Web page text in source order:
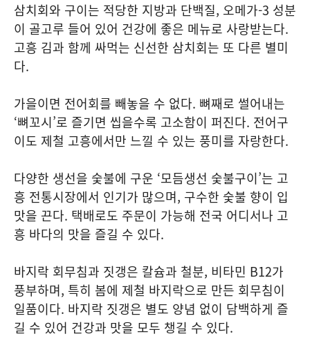
삼치회와 구이는 적당한 지방과 단백질, 오메가-3 성분
이 골고루 들어 있어 건강에 좋은 메뉴로 사랑받는다.
고흥 김과 함께 싸먹는 신선한 삼치회는 또 다른 별미
다.
가을이면 전어회를 빼놓을 수 없다. 뼈째로 썰어내는
‘뼈꼬시’로 즐기면 씹을수록 고소함이 퍼진다. 전어구
이도 제철 고흥에서만 느낄 수 있는 풍미를 자랑한다.
다양한 생선을 숯불에 구운 ‘모듬생선 숯불구이’는 고
흥 전통시장에서 인기가 많으며, 구수한 숯불 향이 입
맛을 끈다. 택배로도 주문이 가능해 전국 어디서나 고
흥 바다의 맛을 즐길 수 있다.
바지락 회무침과 짓갱은 칼슘과 철분, 비타민 B12가
풍부하며, 특히 봄에 제철 바지락으로 만든 회무침이
일품이다. 바지락 짓갱은 별도 양념 없이 담백하게 즐
길 수 있어 건강과 맛을 모두 챙길 수 있다.